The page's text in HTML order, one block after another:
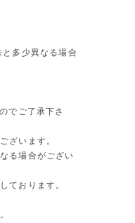
多少異なる場合
でご了承下さ
ざいます。
る場合がござい
ております。